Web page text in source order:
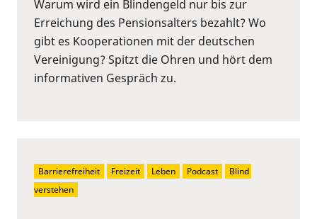
Warum wird ein Blindengeld nur bis zur
Erreichung des Pensionsalters bezahlt? Wo
gibt es Kooperationen mit der deutschen
Vereinigung? Spitzt die Ohren und hört dem
informativen Gespräch zu.
Barrierefreiheit Freizeit Leben Podcast
Blind
verstehen